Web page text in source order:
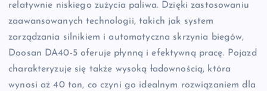
relatywnie niskiego zużycia paliwa. Dzięki zastosowaniu
zaawansowanych technologii, takich jak system
zarządzania silnikiem i automatyczna skrzynia biegów,
Doosan DA40-5 oferuje płynną i efektywną pracę. Pojazd
charakteryzuje się także wysoką ładownością, która
wynosi aż 40 ton, co czyni go idealnym rozwiązaniem dla